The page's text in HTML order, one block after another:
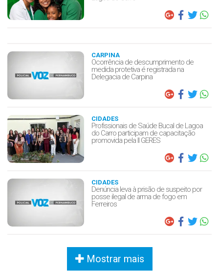
CARPINA
Ocorrência de descumprimento de
medida protetiva é registrada na
Delegacia de Carpina
CIDADES
Profissionais de Saúde Bucal de Lagoa
do Carro participam de capacitação
promovida pela II GERES
CIDADES
Denúncia leva à prisão de suspeito por
posse ilegal de arma de fogo em
Ferreiros
Mostrar mais